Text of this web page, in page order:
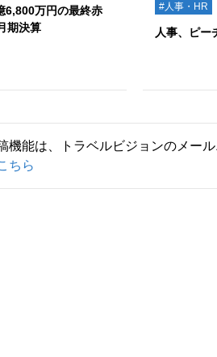
6,800万円の最終赤
期決算
#人事・HR
人事、ピー
機能は、トラベルビジョンのメー
ちら